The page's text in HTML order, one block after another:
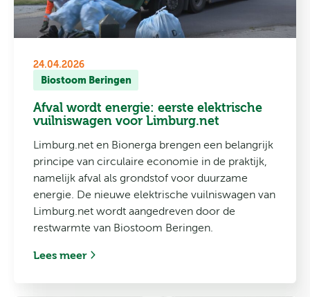
24.04.2026
Biostoom Beringen
Afval wordt energie: eerste elektrische
vuilniswagen voor Limburg.net
Limburg.net en Bionerga brengen een belangrijk
principe van circulaire economie in de praktijk,
namelijk afval als grondstof voor duurzame
energie. De nieuwe elektrische vuilniswagen van
Limburg.net wordt aangedreven door de
restwarmte van Biostoom Beringen.
Lees meer